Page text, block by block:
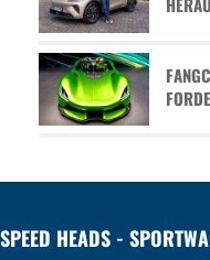
SPEED HEADS -